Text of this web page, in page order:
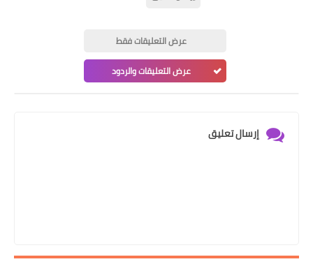
عرض التعليقات فقط
عرض التعليقات والردود
إرسال تعليق